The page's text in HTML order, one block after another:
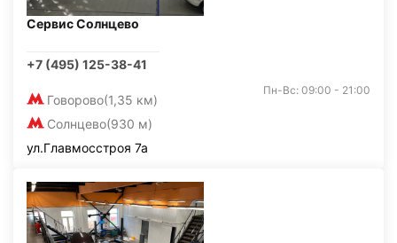
Сервис Солнцево
+7 (495) 125-38-41
Говорово(1,35 км)
Солнцево(930 м)
Пн-Вс: 09:00 - 21:00
ул.Главмосстроя 7а